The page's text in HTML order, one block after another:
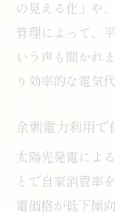
の見える化」や
管理によって、
いう声も聞かれ
り効率的な電気
余剰電力利用
太陽光発電によ
とで自家消費率
電価格が低下傾